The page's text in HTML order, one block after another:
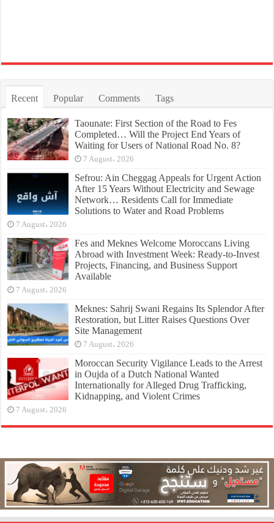
Recent Popular Comments Tags
Taounate: First Section of the Road to Fes
Completed… Will the Project End Years of
Waiting for Users of National Road No. 8?
7 August، 2026
Sefrou: Ain Cheggag Appeals for Urgent Action
After 15 Years Without Electricity and Sewage
Network… Residents Call for Immediate
Solutions to Water and Road Problems
7 August، 2026
Fes and Meknes Welcome Moroccans Living
Abroad with Investment Week: Ready-to-Invest
Projects, Financing, and Business Support
Available
7 August، 2026
Meknes: Sahrij Swani Regains Its Splendor After
Restoration, but Litter Raises Questions Over
Site Management
7 August، 2026
Moroccan Security Vigilance Leads to the Arrest
in Oujda of a Dutch National Wanted
Internationally for Alleged Drug Trafficking,
Kidnapping, and Violent Crimes
7 August، 2026